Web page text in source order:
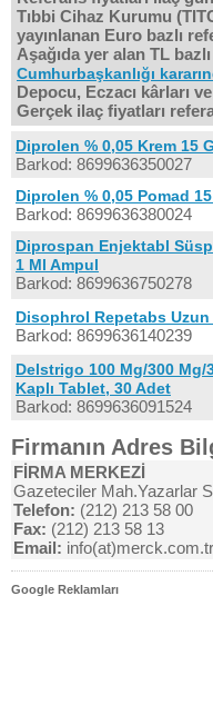
Tıbbi Cihaz Kurumu
yayınlanan Euro bazlı
Aşağıda yer alan TL
Cumhurbaşkanlığı
Depocu, Eczacı kârları
Gerçek ilaç fiyatları
Diprolen % 0,05 Krem 15
Barkod: 8699636350027
Diprolen % 0,05 Pomad
Barkod: 8699636380024
Diprospan Enjektabl
1 Ml Ampul
Barkod: 8699636750278
Disophrol Repetabs
Barkod: 8699636140239
Delstrigo 100 Mg/300 Mg/
Kaplı Tablet, 30 Adet
Barkod: 8699636091524
Firmanın Adres
FİRMA MERKEZİ
Gazeteciler Mah.Yazarlar
Telefon: (212) 213 58 00
Fax: (212) 213 58 13
Email: info(at)merck.com.tr
Google Reklamları